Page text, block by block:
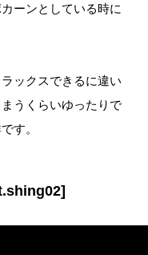
ーンとしている時に
ックスできるに違い
うくらいゆったりで
す。